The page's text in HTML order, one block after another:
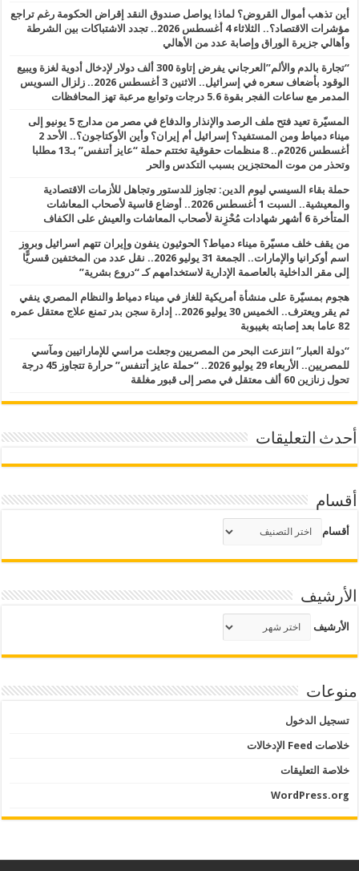
أين تذهب أموال القروض؟ لماذا يواصل صندوق النقد إقراض الحكومة رغم تراجع
مؤشرات الاقتصاد؟.. الثلاثاء 4 أغسطس 2026.. تجدد الاشتباكات بين الشرطة
وأهالي جزيرة الوراق وإصابة عدد من الأهالي
“تجارة بالدم والألم”العرجاني يفرض إتاوة 300 ألف دولار لإدخال أدوية لغزة ويبيع
الوقود بأضعاف سعره في إسرائيل.. الاثنين 3 أغسطس 2026.. زلزال السويس
المدمر مع ساعات الفجر بقوة 5.6 درجات وتوابع مرعبة تهز المحافظات
المسيّرة تعيد فتح ملف الرصد والإنذار والدفاع في مصر من مدارج 5 يونيو إلى
ميناء دمياط ومن المستفيد؟ إسرائيل أم إيران؟ وأين الأوكتاجون؟.. الأحد 2
أغسطس 2026م.. 8 منظمات حقوقية تختتم حملة “عايز أتنفس” بـ13 مطلبا
وتحذر من موت المحتجزين بسبب التكدس والحر
حملة بقاء السيسي ليوم الدين: تجاوز للدستور وتجاهل للأزمات الاقتصادية
والمعيشية.. السبت 1 أغسطس 2026.. أوضاع قاسية لأصحاب المعاشات
المتأخرة 6 أشهر شهادات مُحْزِنة لأصحاب المعاشات والعيش على الكفاف
من يقف خلف مسيّرة ميناء دمياط؟ الحوثيون ينفون وإيران تتهم اسرائيل وبروز
اسم أوكرانيا والإمارات.. الجمعة 31 يوليو 2026.. نقل عدد من المختفين قسريًّا
إلى مقر الداخلية بالعاصمة الإدارية لاستخدامهم كـ “دروع بشرية”
هجوم بمسيّرة على منشأة أمريكية للغاز في ميناء دمياط والنظام المصري ينفي
ثم يقر ويعترف.. الخميس 30 يوليو 2026.. إدارة سجن بدر تمنع علاج معتقل عمره
82 عاما بعد إصابته بغيبوبة
“دولة العبار” انتزعت البحر من المصريين وجعلت مراسي للإماراتيين ومآسي
للمصريين.. الأربعاء 29 يوليو 2026.. “حملة عايز أتنفس” حرارة تتجاوز 45 درجة
تحول زنازين 60 ألف معتقل في مصر إلى قبور مغلقة
أحدث التعليقات
أقسام
أقسام
الأرشيف
الأرشيف
منوعات
تسجيل الدخول
خلاصات Feed الإدخالات
خلاصة التعليقات
WordPress.org